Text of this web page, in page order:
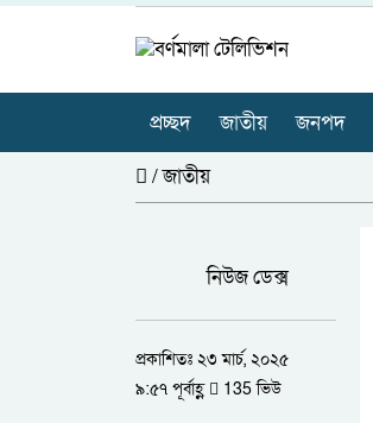
প্রচ্ছদ জাতীয় জনপদ
/জাতীয়
নিউজ ডেক্স
প্রকাশিতঃ ২৩ মার্চ, ২০২৫
৯:৫৭ পূর্বাহ্ণ
135 ভিউ